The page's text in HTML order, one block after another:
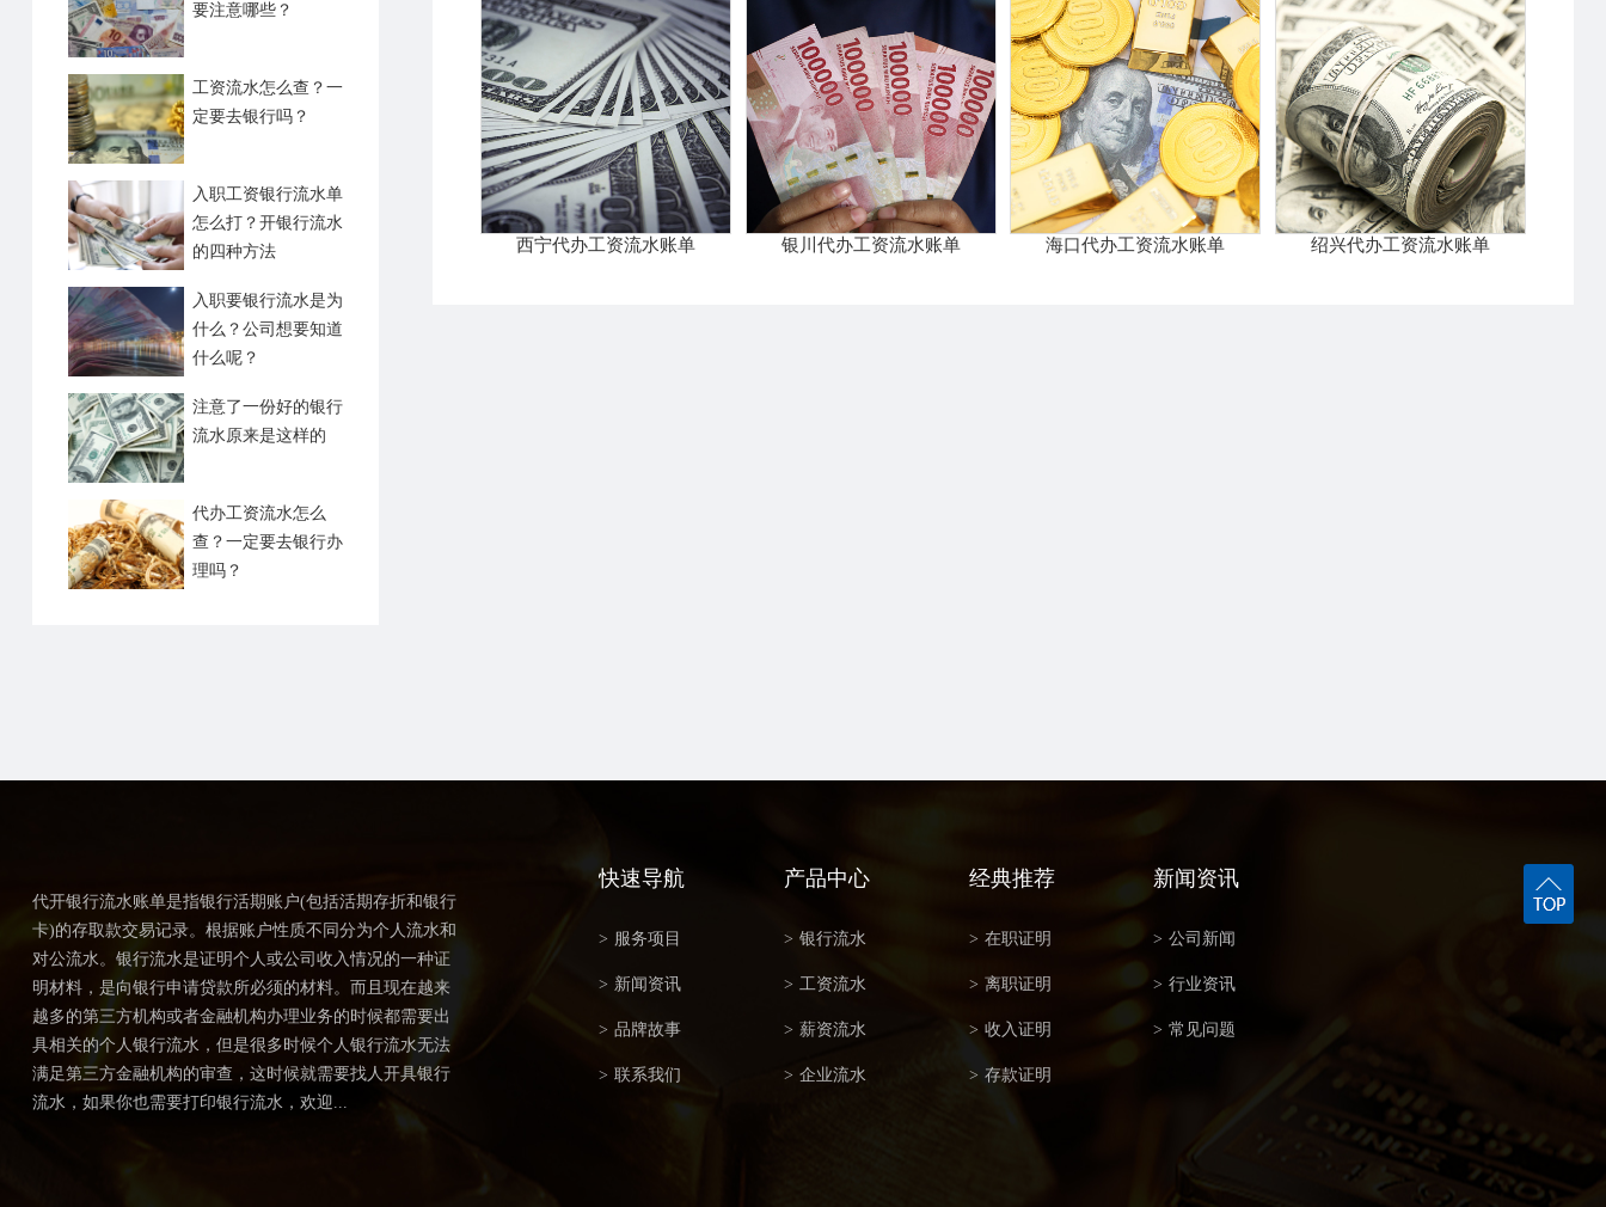
要注意哪些？
工资流水怎么查？一
定要去银行吗？
入职工资银行流水单
怎么打？开银行流水
的四种方法
入职要银行流水是为
什么？公司想要知道
什么呢？
注意了一份好的银行
流水原来是这样的
代办工资流水怎么
查？一定要去银行办
理吗？
西宁代办工资流水账单 银川代办工资流水账单 海口代办工资流水账单 绍兴代办工资流水账单
代开银行流水账单是指银行活期账户(包括活期存折和银行
卡)的存取款交易记录。根据账户性质不同分为个人流水和
对公流水。银行流水是证明个人或公司收入情况的一种证
明材料，是向银行申请贷款所必须的材料。而且现在越来
越多的第三方机构或者金融机构办理业务的时候都需要出
具相关的个人银行流水，但是很多时候个人银行流水无法
满足第三方金融机构的审查，这时候就需要找人开具银行
流水，如果你也需要打印银行流水，欢迎...
快速导航
> 服务项目
> 新闻资讯
> 品牌故事
> 联系我们
产品中心
> 银行流水
> 工资流水
> 薪资流水
> 企业流水
经典推荐
> 在职证明
> 离职证明
> 收入证明
> 存款证明
新闻资讯
> 公司新闻
> 行业资讯
> 常见问题